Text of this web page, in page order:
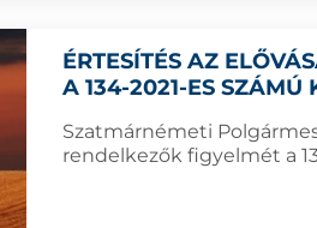
ÉRTESÍTÉS AZ
A 134-2021-ES SZÁMÚ
Szatmárnémeti
rendelkezők figyelmét a